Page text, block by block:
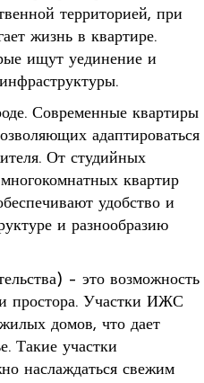
территорией, при
жизнь в квартире.
ищут уединение и
Современные квартиры
адаптироваться
От студийных
квартир
удобство и
и разнообразию
– это возможность
простора. Участки ИЖС
домов, что дает
Такие участки
наслаждаться свежим